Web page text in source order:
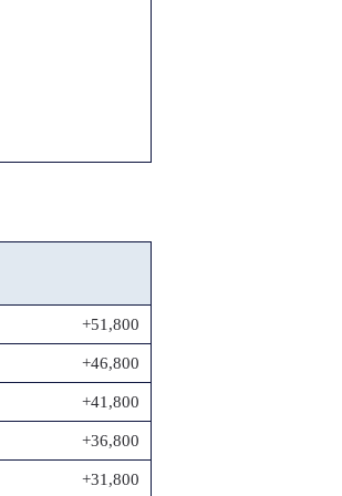
+51,800
+46,800
+41,800
+36,800
+31,800